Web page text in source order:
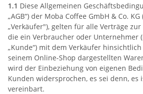
1.1 Diese Allgemeinen
„AGB“) der Moba Coffee GmbH & Co.
„Verkäufer"), gelten für alle Verträge
die ein Verbraucher oder Unternehmer
„Kunde“) mit dem Verkäufer
seinem Online-Shop dargestellten
wird der Einbeziehung von eigenen
Kunden widersprochen, es sei denn, es
vereinbart.